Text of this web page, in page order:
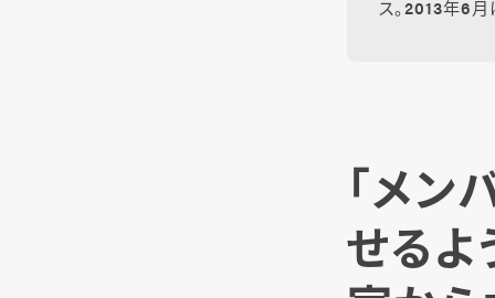
ス。2013年6
「メ
せるよ